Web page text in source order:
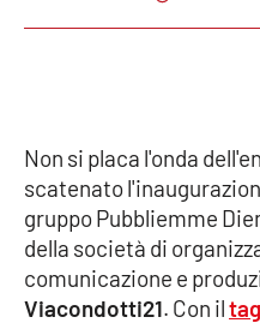
Ambiente
Cronaca
Cultura
Non si placa l'onda
scatenato
gruppo Pubbliemme
della società di
comunicazione e
Viacondotti21. Con il